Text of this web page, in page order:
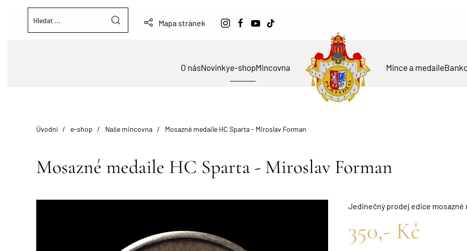
Mapa stránek
O násNovinkye-shopMincovna Mince a medaile
Úvodní e-shop Naše mincovna Mosazné medaile HC Sparta - Miroslav Forman
Mosazné medaile HC Sparta - Miroslav Forman
Jedinečný prodej edice mosazné
350,- Kč